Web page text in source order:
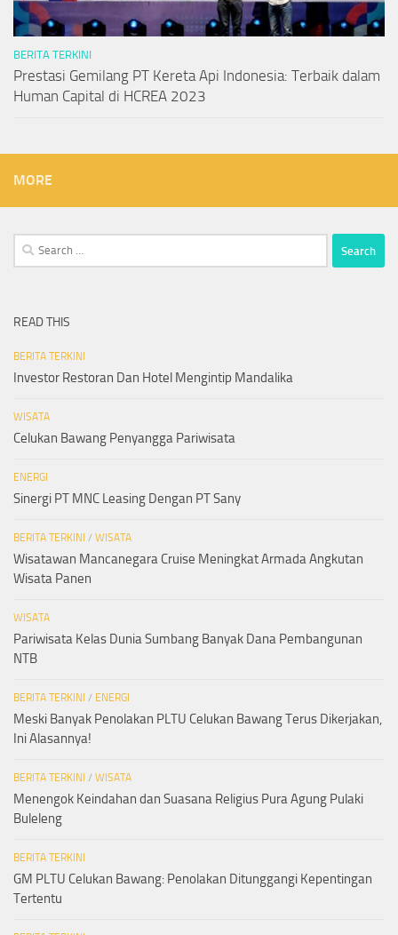
BERITA TERKINI
Prestasi Gemilang PT Kereta Api Indonesia: Terbaik dalam
Human Capital di HCREA 2023
MORE
Search
for:
READ THIS
BERITA TERKINI
Investor Restoran Dan Hotel Mengintip Mandalika
WISATA
Celukan Bawang Penyangga Pariwisata
ENERGI
Sinergi PT MNC Leasing Dengan PT Sany
BERITA TERKINI / WISATA
Wisatawan Mancanegara Cruise Meningkat Armada Angkutan
Wisata Panen
WISATA
Pariwisata Kelas Dunia Sumbang Banyak Dana Pembangunan
NTB
BERITA TERKINI / ENERGI
Meski Banyak Penolakan PLTU Celukan Bawang Terus Dikerjakan,
Ini Alasannya!
BERITA TERKINI / WISATA
Menengok Keindahan dan Suasana Religius Pura Agung Pulaki
Buleleng
BERITA TERKINI
GM PLTU Celukan Bawang: Penolakan Ditunggangi Kepentingan
Tertentu